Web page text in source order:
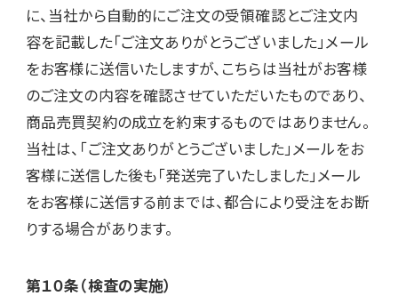
に、当社から自動的にご注文の受領確認とご注文内
容を記載した「ご注文ありがとうございました」メール
をお客様に送信いたしますが、こちらは当社がお客様
のご注文の内容を確認させていただいたものであり、
商品売買契約の成立を約束するものではありません。
当社は、「ご注文ありがとうございました」メールをお
客様に送信した後も「発送完了いたしました」メール
をお客様に送信する前までは、都合により受注をお断
りする場合があります。
第１０条（検査の実施）